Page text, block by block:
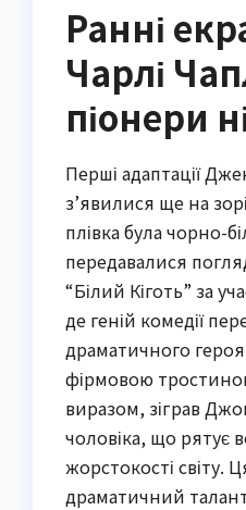
Ранні
Чарлі
піонери
Перші адаптації
з’явилися ще на
плівка була чорно-
передавалися
“Білий Кіготь” за
де геній комедії
драматичного
фірмовою
виразом, зіграв
чоловіка, що рятує
жорстокості світу.
драматичний